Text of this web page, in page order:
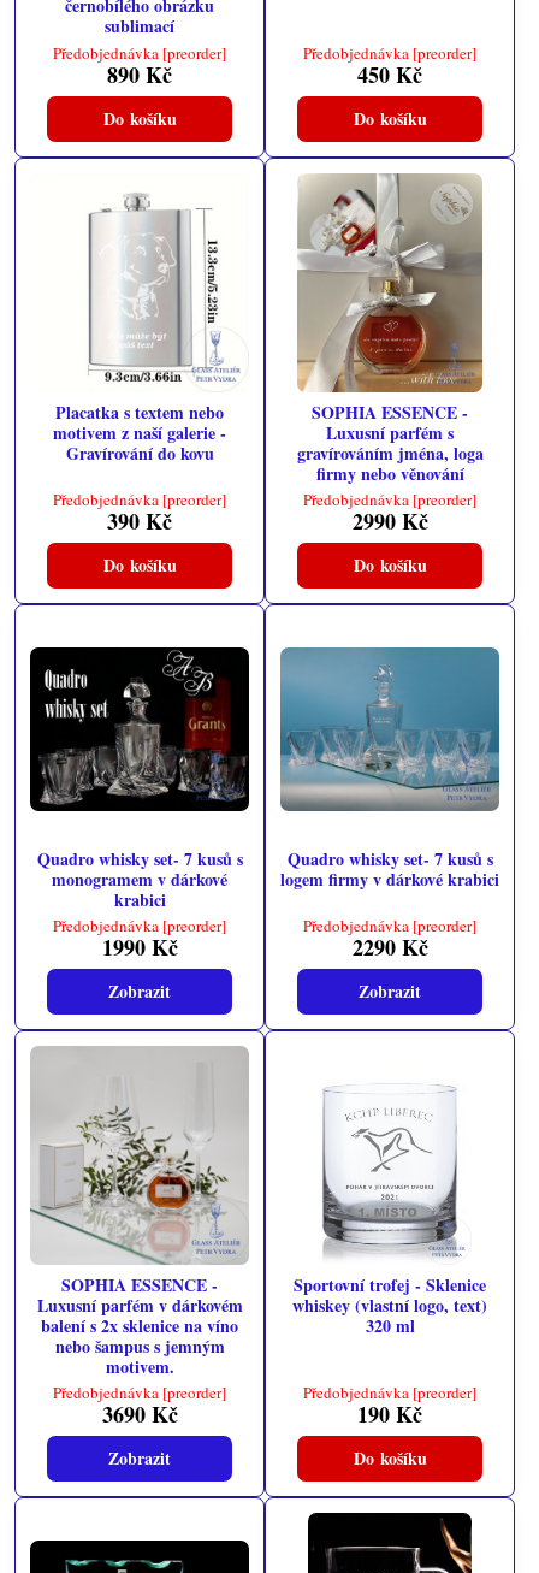
černobílého obrázku
sublimací
Předobjednávka [preorder]
890 Kč
Do košíku
Předobjednávka [preorder]
450 Kč
Do košíku
Placatka s textem nebo
motivem z naší galerie -
Gravírování do kovu
Předobjednávka [preorder]
390 Kč
Do košíku
SOPHIA ESSENCE -
Luxusní parfém s
gravírováním jména, loga
firmy nebo věnování
Předobjednávka [preorder]
2990 Kč
Do košíku
Quadro whisky set- 7 kusů s
monogramem v dárkové
krabici
Předobjednávka [preorder]
1990 Kč
Zobrazit
Quadro whisky set- 7 kusů s
logem firmy v dárkové krabici
Předobjednávka [preorder]
2290 Kč
Zobrazit
SOPHIA ESSENCE -
Luxusní parfém v dárkovém
balení s 2x sklenice na víno
nebo šampus s jemným
motivem.
Předobjednávka [preorder]
3690 Kč
Zobrazit
Sportovní trofej - Sklenice
whiskey (vlastní logo, text)
320 ml
Předobjednávka [preorder]
190 Kč
Do košíku